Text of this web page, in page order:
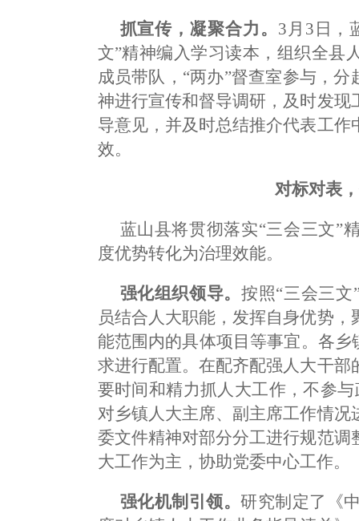
抓宣传，凝聚合力。 3月3日，
文”精神编入学习读本，组织全县
成员带队，“两办”督查室参与，
神进行宣传和督导调研，及时发
导意见，并及时总结推介代表工
效。
对标对表
蓝山县将贯彻落实“三会三文”
度优势转化为治理效能。
强化组织领导。按照“三会三
员结合人大职能，发挥自身优势
能范围内的具体项目等事宜。各
求进行配置。在配齐配强人大干
要时间和精力抓人大工作，不参
对乡镇人大主席、副主席工作情
委文件精神对部分分工进行规范
大工作为主，协助党委中心工作。
强化机制引领。研究制定了《